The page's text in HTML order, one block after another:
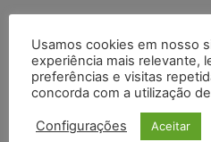
Usamos cookies em nosso
experiência mais relevante,
preferências e visitas
concorda com a utilização
Configurações Aceitar